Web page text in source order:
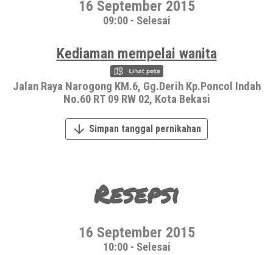
16 September 2015
09:00 - Selesai
Kediaman mempelai wanita
Jalan Raya Narogong KM.6, Gg.Derih Kp.Poncol Indah
No.60 RT 09 RW 02, Kota Bekasi
Simpan tanggal pernikahan
Resepsi
16 September 2015
10:00 - Selesai